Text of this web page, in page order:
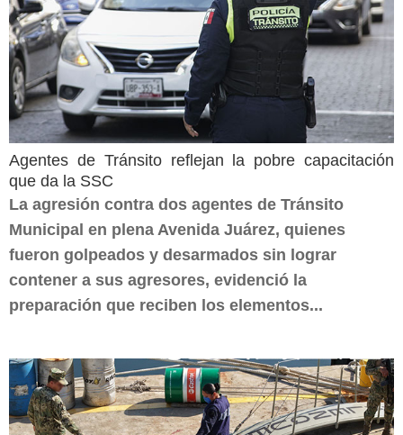
Agentes de Tránsito reflejan la pobre capacitación
que da la SSC
La agresión contra dos agentes de Tránsito
Municipal en plena Avenida Juárez, quienes
fueron golpeados y desarmados sin lograr
contener a sus agresores, evidenció la
preparación que reciben los elementos...